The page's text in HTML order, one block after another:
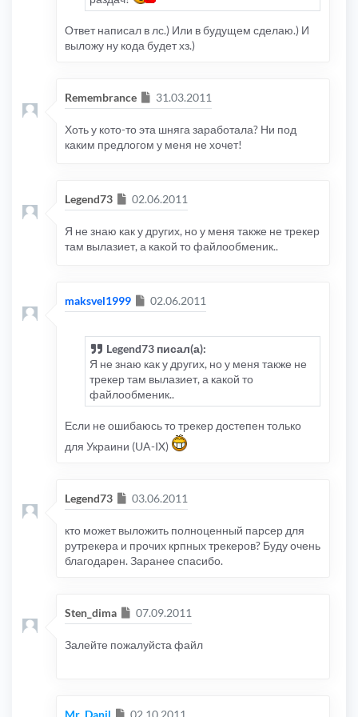
Ответ написал в лс.) Или в будущем сделаю.) И
выложу ну кода будет хз.)
Remembrance Сообщение
31.03.2011
Хоть у кото-то эта шняга заработала? Ни под
каким предлогом у меня не хочет!
Legend73 Сообщение
02.06.2011
Я не знаю как у других, но у меня также не трекер
там вылазиет, а какой то файлообменик..
maksvel1999 Сообщение
02.06.2011
Legend73 писал(а):
Я не знаю как у других, но у меня также не
трекер там вылазиет, а какой то
файлообменик..
Если не ошибаюсь то трекер достепен только
для Украини (UA-IX)
Legend73 Сообщение
03.06.2011
кто может выложить полноценный парсер для
рутрекера и прочих крпных трекеров? Буду очень
благодарен. Заранее спасибо.
Sten_dima Сообщение
07.09.2011
Залейте пожалуйста файл
Сообщение